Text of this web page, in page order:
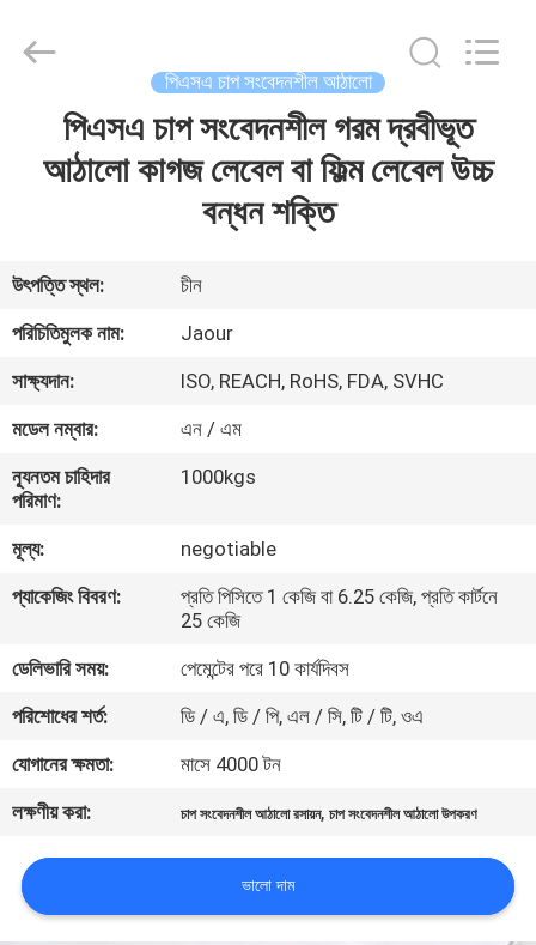
আমাদের
সম্পর্কে
কারখানা
ভ্রমণ
নিয়ন্ত্রণ
সাথে
যোগাযোগ
করুন
মামলা
Adhesive
Products
পিএসএ চাপ সংবেদনশীল আঠালো
পিএসএ চাপ সংবেদনশীল গরম দ্রবীভূত
আঠালো কাগজ লেবেল বা ফিল্ম লেবেল উচ্চ
বন্ধন শক্তি
উৎপত্তি স্থল:
চীন
পরিচিতিমুলক নাম:
Jaour
সাক্ষ্যদান:
ISO, REACH, RoHS, FDA, SVHC
মডেল নম্বার:
এন / এম
ন্যূনতম চাহিদার
পরিমাণ:
1000kgs
মূল্য:
negotiable
প্যাকেজিং বিবরণ:
প্রতি পিসিতে 1 কেজি বা 6.25 কেজি, প্রতি কার্টনে
25 কেজি
ডেলিভারি সময়:
পেমেন্টের পরে 10 কার্যদিবস
পরিশোধের শর্ত:
ডি / এ, ডি / পি, এল / সি, টি / টি, ওএ
যোগানের ক্ষমতা:
মাসে 4000 টন
লক্ষণীয় করা:
চাপ সংবেদনশীল আঠালো রসায়ন,চাপ সংবেদনশীল আঠালো উপকরণ
ভালো দাম